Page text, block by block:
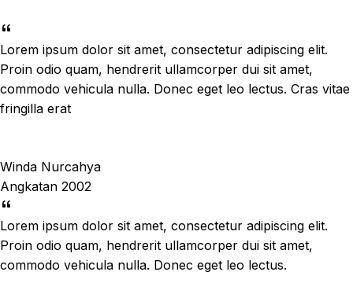
Lorem ipsum dolor sit amet, consectetur adipiscing elit.
Proin odio quam, hendrerit ullamcorper dui sit amet,
commodo vehicula nulla. Donec eget leo lectus. Cras vitae
fringilla erat
Winda Nurcahya
Angkatan 2002
Lorem ipsum dolor sit amet, consectetur adipiscing elit.
Proin odio quam, hendrerit ullamcorper dui sit amet,
commodo vehicula nulla. Donec eget leo lectus.